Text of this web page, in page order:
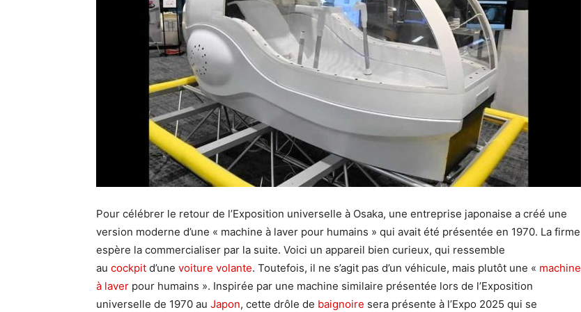
Pour célébrer le retour de l’Exposition universelle à Osaka, une entreprise japonaise a créé une
version moderne d’une « machine à laver pour humains » qui avait été présentée en 1970. La firme
espère la commercialiser par la suite. Voici un appareil bien curieux, qui ressemble
au cockpit d’une voiture volante. Toutefois, il ne s’agit pas d’un véhicule, mais plutôt une « machine
à laver pour humains ». Inspirée par une machine similaire présentée lors de l’Exposition
universelle de 1970 au Japon, cette drôle de baignoire sera présente à l’Expo 2025 qui se